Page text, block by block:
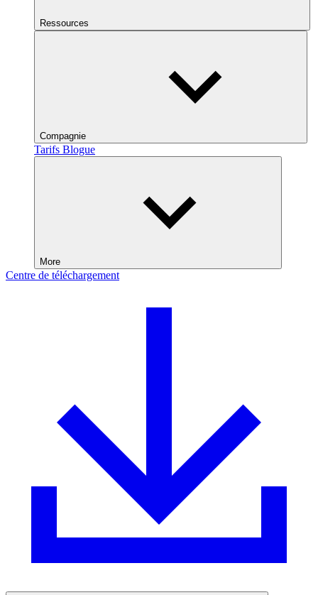
Ressources
Compagnie
Tarifs Blogue
More
Centre de téléchargement